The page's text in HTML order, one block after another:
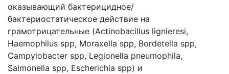
оказывающий бактерицидное/
бактериостатическое действие на
грамотрицательные (Actinobacillus lignieresi,
Haemophilus spp, Moraxella spp, Bordetella spp,
Campylobacter spp, Legionella pneumophila,
Salmonella spp, Escherichia spp) и